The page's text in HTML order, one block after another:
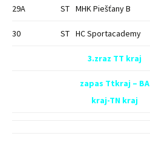
29A ST MHK Piešťany B
30 ST HC Sportacademy
3.zraz TT kraj
zapas Ttkraj – BA
kraj-TN kraj